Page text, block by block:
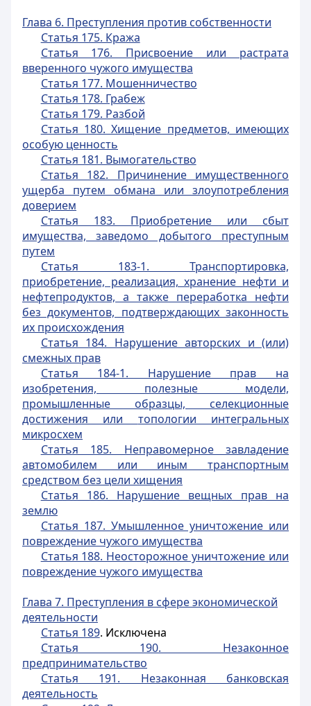
Глава 6. Преступления против собственности
Статья 175. Кража
Статья 176. Присвоение или растрата
вверенного чужого имущества
Статья 177. Мошенничество
Статья 178. Грабеж
Статья 179. Разбой
Статья 180. Хищение предметов, имеющих
особую ценность
Статья 181. Вымогательство
Статья 182. Причинение имущественного
ущерба путем обмана или злоупотребления
доверием
Статья 183. Приобретение или сбыт
имущества, заведомо добытого преступным
путем
Статья 183-1. Транспортировка,
приобретение, реализация, хранение нефти и
нефтепродуктов, а также переработка нефти
без документов, подтверждающих законность
их происхождения
Статья 184. Нарушение авторских и (или)
смежных прав
Статья 184-1. Нарушение прав на
изобретения, полезные модели,
промышленные образцы, селекционные
достижения или топологии интегральных
микросхем
Статья 185. Неправомерное завладение
автомобилем или иным транспортным
средством без цели хищения
Статья 186. Нарушение вещных прав на
землю
Статья 187. Умышленное уничтожение или
повреждение чужого имущества
Статья 188. Неосторожное уничтожение или
повреждение чужого имущества
Глава 7. Преступления в сфере экономической
деятельности
Статья 189. Исключена
Статья 190. Незаконное
предпринимательство
Статья 191. Незаконная банковская
деятельность